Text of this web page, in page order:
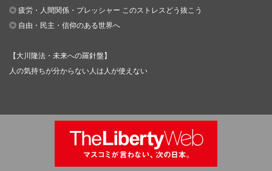
◎ 疲労・人間関係・プレッシャー このストレスどう抜こう
◎ 自由・民主・信仰のある世界へ
【大川隆法・未来への羅針盤】
人の気持ちが分からない人は人が使えない